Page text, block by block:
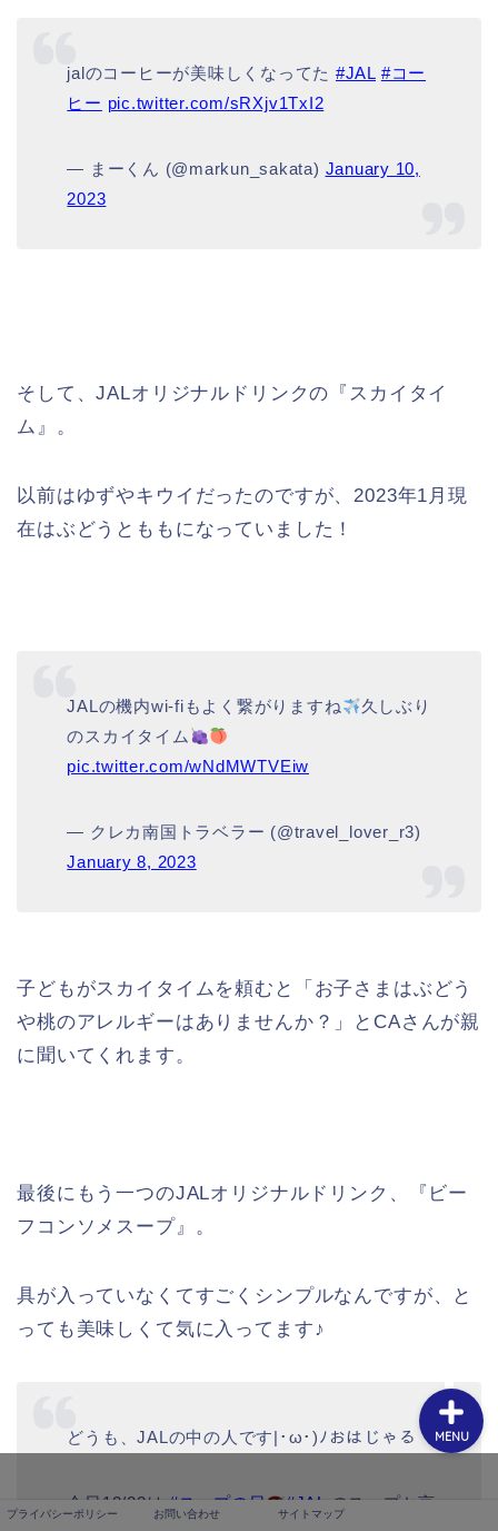
jalのコーヒーが美味しくなってた #JAL #コー
ヒー pic.twitter.com/sRXjv1TxI2
— まーくん (@markun_sakata) January 10,
2023
そして、JALオリジナルドリンクの『スカイタイ
ム』。
以前はゆずやキウイだったのですが、2023年1月現
在はぶどうとももになっていました！
JALの機内wi-fiもよく繋がりますね
久しぶり
のスカイタイム
pic.twitter.com/wNdMWTVEiw
— クレカ南国トラベラー (@travel_lover_r3)
January 8, 2023
子どもがスカイタイムを頼むと「お子さまはぶどう
や桃のアレルギーはありませんか？」とCAさんが親
に聞いてくれます。
最後にもう一つのJALオリジナルドリンク、『ビー
フコンソメスープ』。
具が入っていなくてすごくシンプルなんですが、と
っても美味しくて気に入ってます♪
どうも、JALの中の人です|･ω･)ﾉおはじゃる
今日12/22は #スープの日 #JAL
のスープと言
プライバシーポリシー お問い合わせ サイトマップ
MENU
プライバシーポリシー
サイトマップ